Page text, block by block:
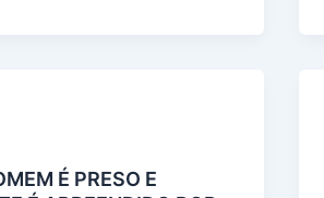
É PRESO E